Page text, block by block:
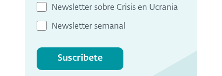
Newsletter sobre Crisis en Ucrania
Newsletter semanal
Suscríbete